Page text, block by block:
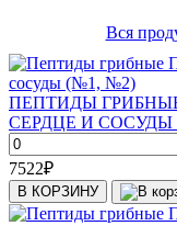
Вся
ПЕПТИДЫ
СЕРДЦЕ И СОСУДЫ
7522₽
В КОРЗИНУ